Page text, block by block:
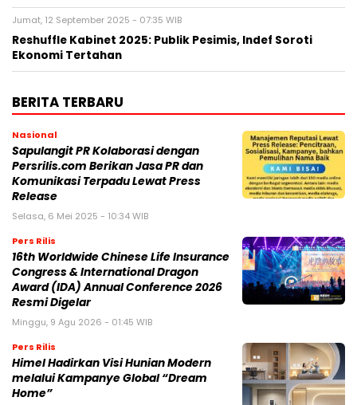
Jumat, 12 September 2025 - 07:35 WIB
Reshuffle Kabinet 2025: Publik Pesimis, Indef Soroti
Ekonomi Tertahan
BERITA TERBARU
Nasional
Sapulangit PR Kolaborasi dengan
Persrilis.com Berikan Jasa PR dan
Komunikasi Terpadu Lewat Press
Release
Selasa, 6 Mei 2025 - 10:34 WIB
Pers Rilis
16th Worldwide Chinese Life Insurance
Congress & International Dragon
Award (IDA) Annual Conference 2026
Resmi Digelar
Minggu, 9 Agu 2026 - 01:45 WIB
Pers Rilis
Himel Hadirkan Visi Hunian Modern
melalui Kampanye Global “Dream
Home”